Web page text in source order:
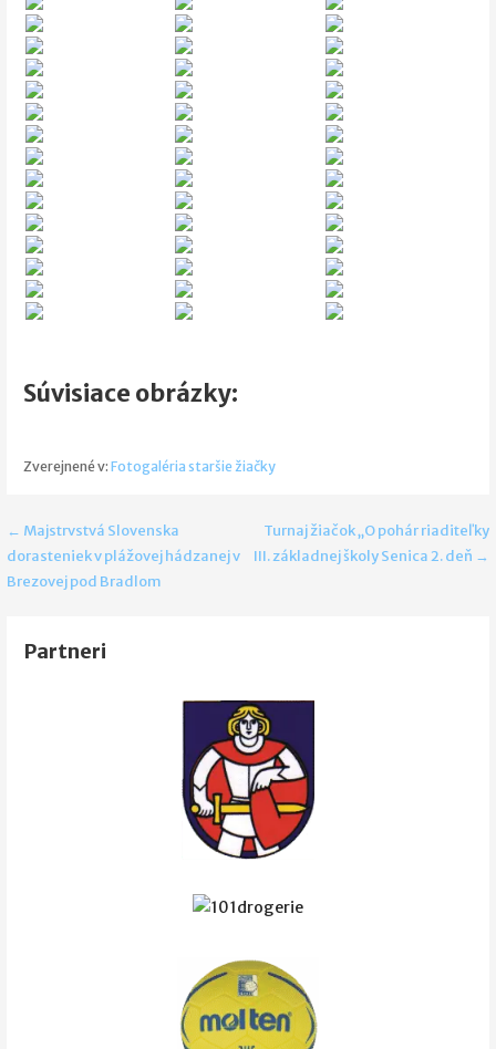
Súvisiace obrázky:
Zverejnené v: Fotogaléria staršie žiačky
Navigácia
v
← Majstrvstvá Slovenska
dorasteniek v plážovej hádzanej v
Brezovej pod Bradlom
Turnaj žiačok „O pohár riaditeľky
III. základnej školy Senica 2. deň →
Partneri